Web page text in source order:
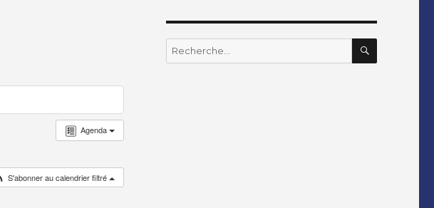
Agenda
S'abonner au calendrier filtré
Recherche
pour